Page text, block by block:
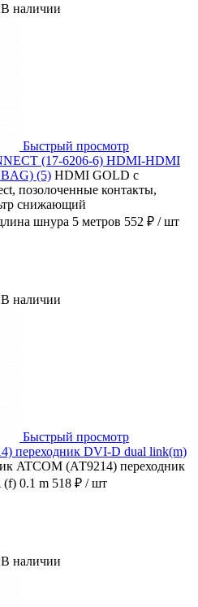
В наличии
Быстрый просмотр
(17-6206-6) HDMI-HDMI
(5) HDMI GOLD с
позолоченные контакты,
снижающий
шнура 5 метров 552 ₽ / шт
В наличии
Быстрый просмотр
переходник DVI-D dual link(m)
ATCOM (АТ9214) переходник
0.1 m 518 ₽ / шт
В наличии